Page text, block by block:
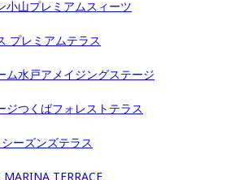
小山プレミアムスィーツ
プレミアムテラス
ム水戸アメイジングステージ
ジつくばフォレストテラス
ーズンズテラス
MARINA TERRACE